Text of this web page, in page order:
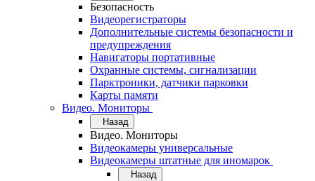
Безопасность
Видеорегистраторы
Дополнительные системы безопасности и
предупреждения
Навигаторы портативные
Охранные системы, сигнализации
Парктроники, датчики парковки
Карты памяти
Видео. Мониторы
Назад
Видео. Мониторы
Видеокамеры универсальные
Видеокамеры штатные для иномарок
Назад